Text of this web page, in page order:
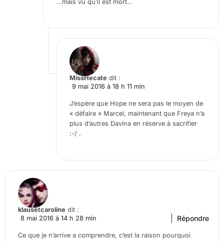
…mais vu qu’il est mort…
MissHecate dit :
9 mai 2016 à 18 h 11 min
J’espère que Hope ne sera pas le moyen de
« défaire » Marcel, maintenant que Freya n’a
plus d’autres Davina en réserve à sacrifier
:-/ .
klausetcaroline dit :
8 mai 2016 à 14 h 28 min
Ce que je n’arrive a comprendre, c’est la raison pourquoi
Répondre